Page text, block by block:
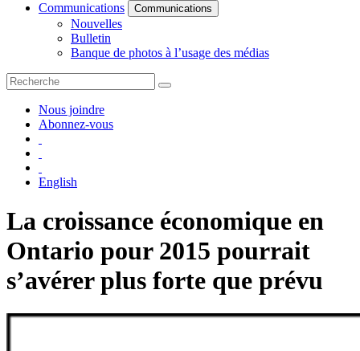
Communications
Communications
Nouvelles
Bulletin
Banque de photos à l’usage des médias
Nous joindre
Abonnez-vous
English
La croissance économique en
Ontario pour 2015 pourrait
s’avérer plus forte que prévu